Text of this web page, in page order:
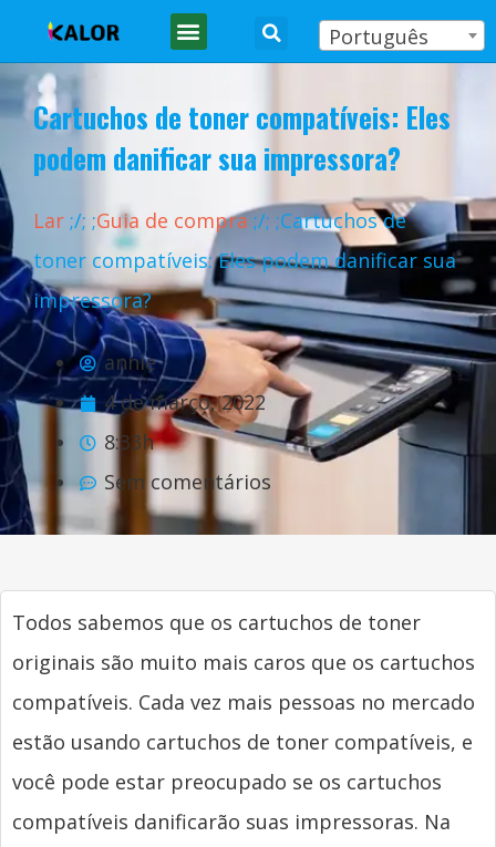
Português
Cartuchos de toner compatíveis: Eles
podem danificar sua impressora?
Lar ;/; ;Guia de compra ;/; ;Cartuchos de
toner compatíveis: Eles podem danificar sua
impressora?
annie
4 de março, 2022
8:33h
Sem comentários
Todos sabemos que os cartuchos de toner
originais são muito mais caros que os cartuchos
compatíveis. Cada vez mais pessoas no mercado
estão usando cartuchos de toner compatíveis, e
você pode estar preocupado se os cartuchos
compatíveis danificarão suas impressoras. Na